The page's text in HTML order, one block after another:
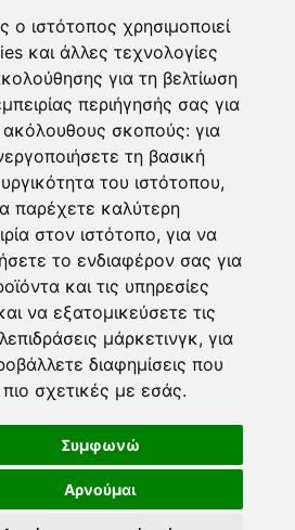
ο ιστότοπος χρησιμοποιεί
και άλλες τεχνολογίες
για τη βελτίωση
περιήγησής σας για
ακόλουθους σκοπούς: για
τη βασική
του ιστότοπου,
παρέχετε καλύτερη
στον ιστότοπο, για να
το ενδιαφέρον σας για
και τις υπηρεσίες
να εξατομικεύσετε τις
μάρκετινγκ, για
διαφημίσεις που
πιο σχετικές με εσάς.
Συμφωνώ
Αρνούμαι
|SNG Services
Όροι Χρήσης |Δήλωση
|
Περιεχόμενο
για τα Cookies
με τη σύσταση (ΕΕ)
|Ταυτότητα
|WEB TV| LIVE
Twitter | Youtube
RSS Feed
ΤΗΛΕΟΡΑΣΗ Α.Ε.